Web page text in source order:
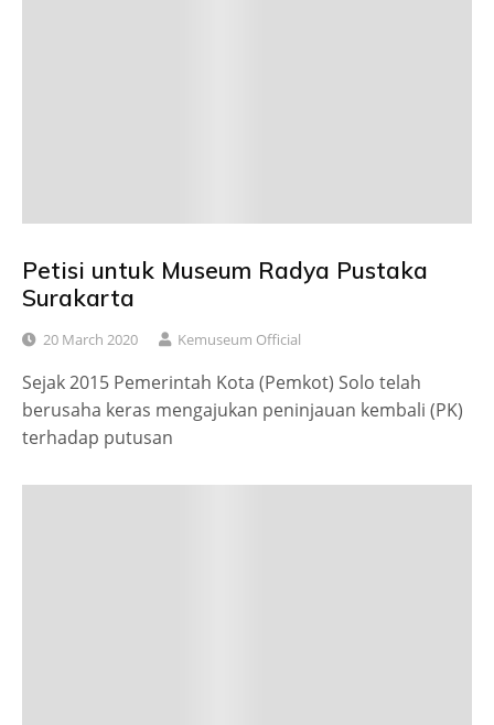
Petisi untuk Museum Radya Pustaka
Surakarta
20 March 2020 Kemuseum Official
Sejak 2015 Pemerintah Kota (Pemkot) Solo telah
berusaha keras mengajukan peninjauan kembali (PK)
terhadap putusan